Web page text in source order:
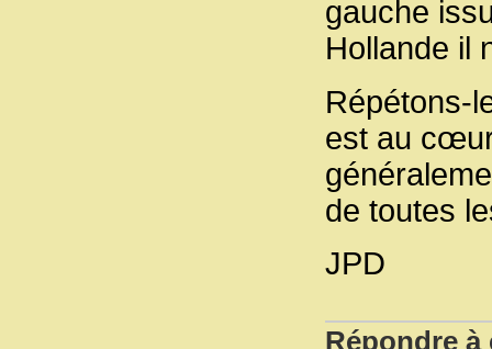
gauche
Hollande il
Répétons-
est au
de toutes
JPD
Répondre à